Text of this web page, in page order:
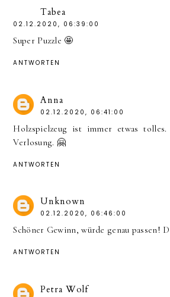
Tabea
02.12.2020, 06:39:00
Super Puzzle 🤩
ANTWORTEN
Anna
02.12.2020, 06:41:00
Holzspielzeug ist immer etwas
Verlosung. 🤗
ANTWORTEN
Unknown
02.12.2020, 06:46:00
Schöner Gewinn, würde genau passen!
ANTWORTEN
Petra Wolf